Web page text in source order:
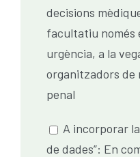
decisions
facultatiu només
urgència, a la
organitzadors de
penal
A incorporar
de dades”: En